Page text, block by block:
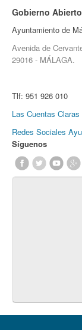
Gobierno Abierto
Ayuntamiento de
Avenida de
29016 - MÁLAGA.
Tlf: 951 926 010
Las Cuentas Claras
Redes Sociales
Síguenos